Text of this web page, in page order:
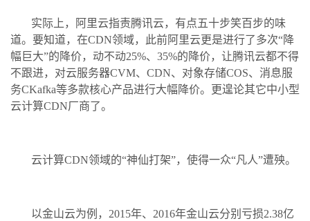
实际上，阿里云指责腾讯云，有点五十步笑百步的味
道。要知道，在CDN领域，此前阿里云更是进行了多次“降
幅巨大”的降价，动不动25%、35%的降价，让腾讯云都不得
不跟进，对云服务器CVM、CDN、对象存储COS、消息服
务CKafka等多款核心产品进行大幅降价。更遑论其它中小型
云计算CDN厂商了。
云计算CDN领域的“神仙打架”，使得一众“凡人”遭殃。
以金山云为例，2015年、2016年金山云分别亏损2.38亿